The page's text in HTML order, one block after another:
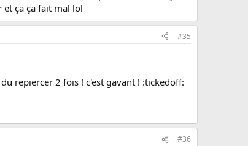
et ça ça fait mal lol
#35
repiercer 2 fois ! c'est gavant ! :tickedoff:
#36